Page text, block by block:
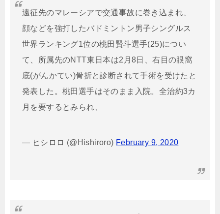
遠征先のマレーシアで交通事故に巻き込まれ、
顔などを強打したバドミントン男子シングルス
世界ランキング1位の桃田賢斗選手(25)につい
て、所属先のNTT東日本は2月8日、右目の眼窩
底(がんかてい)骨折と診断されて手術を受けたと
発表した。桃田選手はそのまま入院。全治約3カ
月を要するとみられ、
— ヒシロロ (@Hishiroro) February 9, 2020